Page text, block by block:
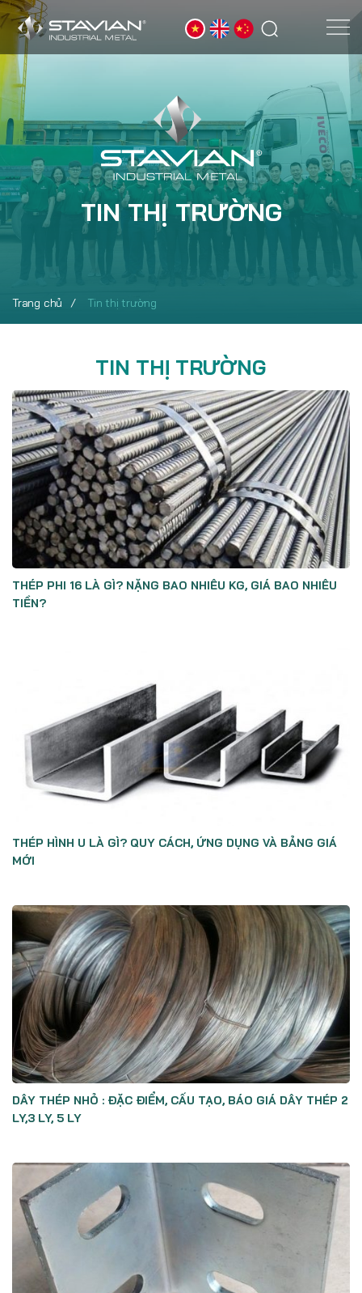
Trang chủ Tin thị trường
TIN THỊ TRƯỜNG
TIN THỊ TRƯỜNG
THÉP PHI 16 LÀ GÌ? NẶNG BAO NHIÊU KG, GIÁ BAO NHIÊU
TIỀN?
THÉP HÌNH U LÀ GÌ? QUY CÁCH, ỨNG DỤNG VÀ BẢNG GIÁ
MỚI
DÂY THÉP NHỎ : ĐẶC ĐIỂM, CẤU TẠO, BÁO GIÁ DÂY THÉP 2
LY,3 LY, 5 LY